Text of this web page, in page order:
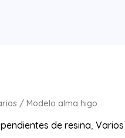
/ Modelo alma higo
pendientes de resina,Varios